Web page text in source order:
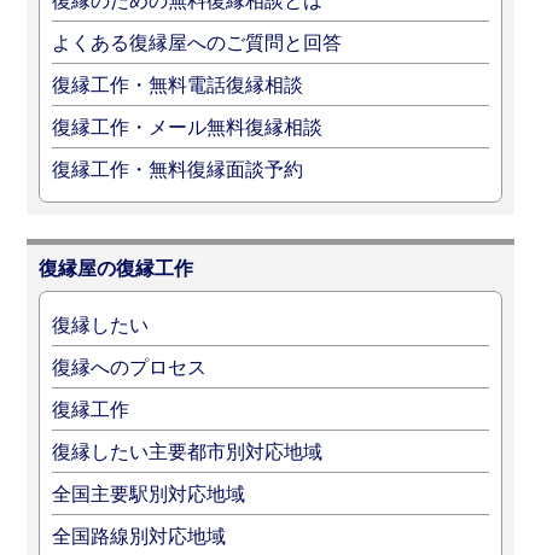
よくある復縁屋へのご質問と回答
復縁工作・無料電話復縁相談
復縁工作・メール無料復縁相談
復縁工作・無料復縁面談予約
復縁屋の復縁工作
復縁したい
復縁へのプロセス
復縁工作
復縁したい主要都市別対応地域
全国主要駅別対応地域
全国路線別対応地域